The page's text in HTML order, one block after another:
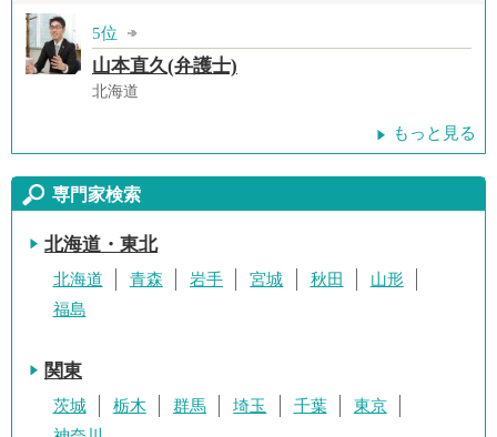
5位
山本直久(弁護士)
北海道
もっと見る
専門家検索
北海道・東北
北海道 青森 岩手 宮城 秋田
山形
福島
関東
茨城 栃木 群馬 埼玉 千葉
東京